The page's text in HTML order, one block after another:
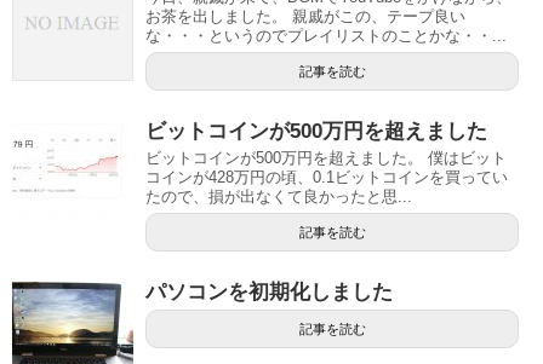
お茶を出しました。 親戚がこの、テープ良い
な・・・というのでプレイリストのことかな・・...
記事を読む
ビットコインが500万円を超えました
ビットコインが500万円を超えました。 僕はビット
コインが428万円の頃、0.1ビットコインを買ってい
たので、損が出なくて良かったと思...
記事を読む
パソコンを初期化しました
記事を読む